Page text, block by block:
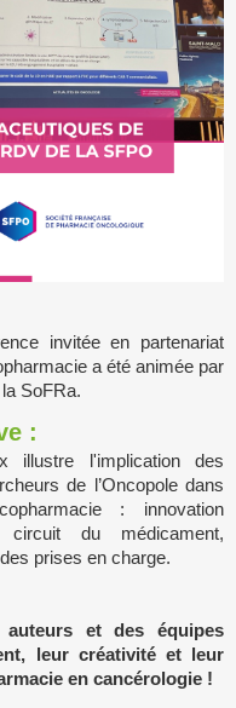
invitée en partenariat
a été animée par
SoFRa.
:
illustre l'implication des
de l’Oncopole dans
: innovation
circuit du médicament,
prises en charge.
auteurs et des équipes
leur créativité et leur
en cancérologie !